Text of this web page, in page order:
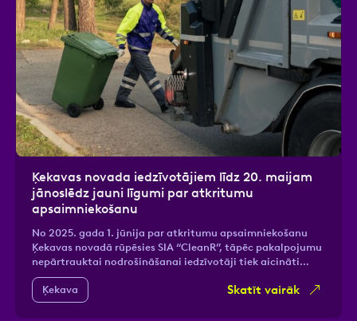
Ķekavas novada iedzīvotājiem līdz 20. maijam
jānoslēdz jauni līgumi par atkritumu
apsaimniekošanu
No 2025. gada 1. jūnija par atkritumu apsaimniekošanu
Ķekavas novadā rūpēsies SIA “CleanR”, tāpēc pakalpojumu
nepārtrauktai nodrošināšanai iedzīvotāji tiek aicināti…
Ķekava Skatīt vairāk